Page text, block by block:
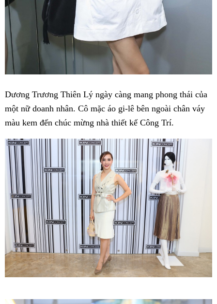
Dương Trương Thiên Lý ngày càng mang phong thái của
một nữ doanh nhân. Cô mặc áo gi-lê bên ngoài chân váy
màu kem đến chúc mừng nhà thiết kế Công Trí.